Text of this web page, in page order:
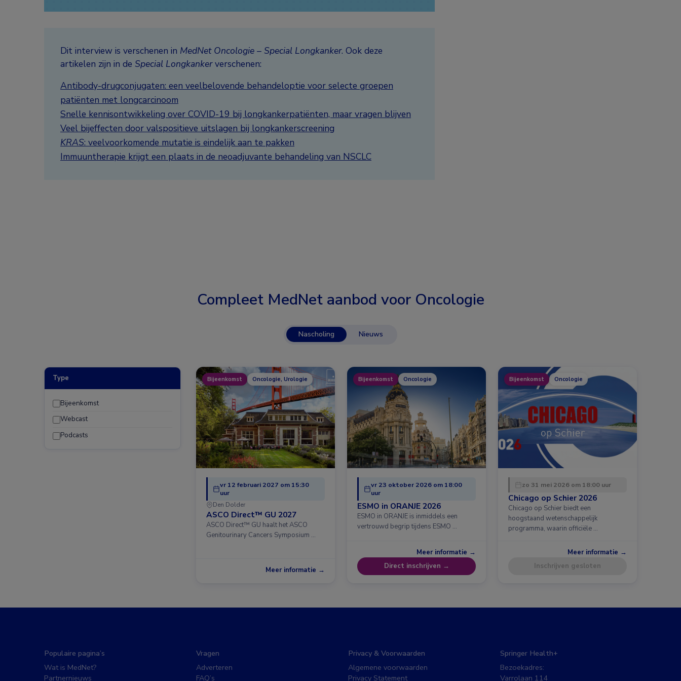
Dit interview is verschenen in MedNet Oncologie – Special Longkanker. Ook deze
artikelen zijn in de Special Longkankerverschenen:
Antibody-drugconjugaten: een veelbelovende behandeloptie voor selecte groepen
patiënten met longcarcinoom
Snelle kennisontwikkeling over COVID-19 bij longkankerpatiënten, maar vragen blijven
Veel bijeffecten door valspositieve uitslagen bij longkankerscreening
KRAS: veelvoorkomende mutatie is eindelijk aan te pakken
Immuuntherapie krijgt een plaats in de neoadjuvante behandeling van NSCLC
Compleet MedNet aanbod voor Oncologie
Nascholing Nieuws
Type
Bijeenkomst
Webcast
Podcasts
Bijeenkomst Oncologie, Urologie
vr 12 februari 2027 om 15:30
uur
Den Dolder
ASCO Direct™ GU 2027
ASCO Direct™ GU haalt het ASCO
Genitourinary Cancers Symposium …
Meer informatie →
Bijeenkomst Oncologie
vr 23 oktober 2026 om 18:00
uur
ESMO in ORANJE 2026
ESMO in ORANJE is inmiddels een
vertrouwd begrip tijdens ESMO …
Meer informatie →
Direct inschrijven →
Bijeenkomst Oncologie
zo 31 mei 2026 om 18:00 uur
Chicago op Schier 2026
Chicago op Schier biedt een
hoogstaand wetenschappelijk
programma, waarin officiële …
Meer informatie →
Inschrijven gesloten
Populaire pagina’s
Wat is MedNet?
Partnernieuws
Vragen
Adverteren
FAQ’s
Privacy & Voorwaarden
Algemene voorwaarden
Privacy Statement
Springer Health+
Bezoekadres:
Varrolaan 114